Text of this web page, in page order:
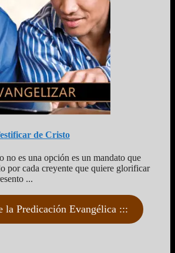
de Cristo
no es una opción es un mandato que
por cada creyente que quiere glorificar
...
la Predicación Evangélica :::